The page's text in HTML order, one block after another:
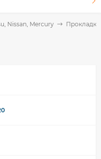
Nissan, Mercury Прокладки